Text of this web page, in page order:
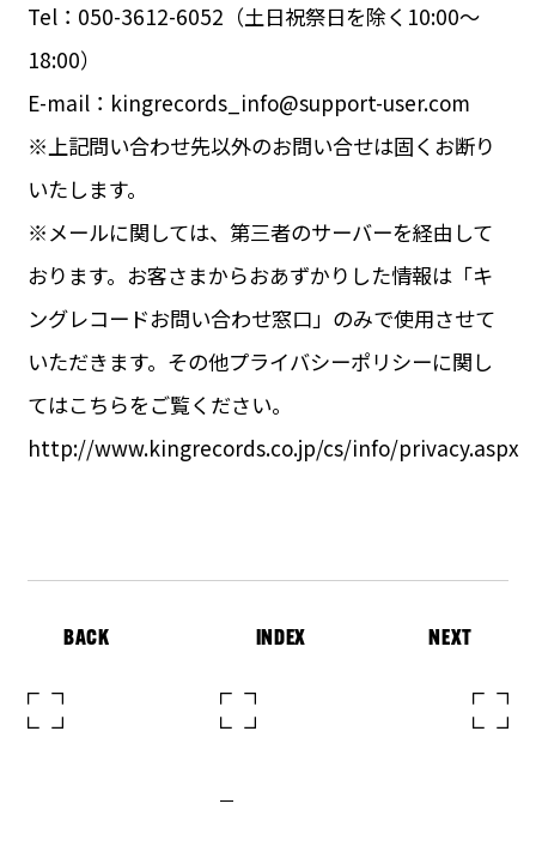
Tel：050-3612-6052（土日祝祭日を除く10:00〜
18:00）
E-mail：kingrecords_info@support-user.com
※上記問い合わせ先以外のお問い合せは固くお断り
いたします。
※メールに関しては、第三者のサーバーを経由して
おります。お客さまからおあずかりした情報は「キ
ングレコードお問い合わせ窓口」のみで使用させて
いただきます。その他プライバシーポリシーに関し
てはこちらをご覧ください。
http://www.kingrecords.co.jp/cs/info/privacy.aspx
BACK INDEX NEXT